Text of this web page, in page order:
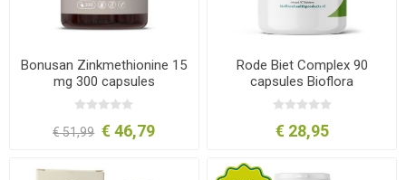
Bonusan Zinkmethionine 15
mg 300 capsules
€ 51,99 € 46,79
Rode Biet Complex 90
capsules Bioflora
€ 28,95